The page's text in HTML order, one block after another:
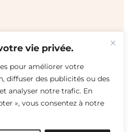
vie privée.
pour améliorer votre
diffuser des publicités ou des
analyser notre trafic. En
», vous consentez à notre
d’articles et d’idées
textile et passer à